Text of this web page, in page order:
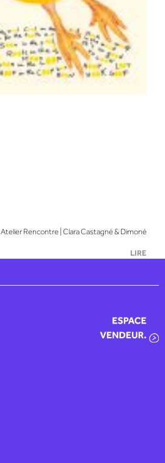
Atelier Rencontre | Clara Castagné & Dimoné
LIRE